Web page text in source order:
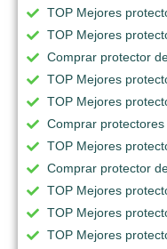
TOP Mejores
TOP Mejores
Comprar protector
TOP Mejores
TOP Mejores
Comprar
TOP Mejores
Comprar protector
TOP Mejores
TOP Mejores
TOP Mejores